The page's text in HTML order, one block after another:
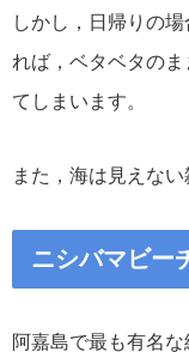
しかし，日帰りの
れば，ベタベタの
てしまいます。
また，海は見えな
ニシバマビー
阿嘉島で最も有名